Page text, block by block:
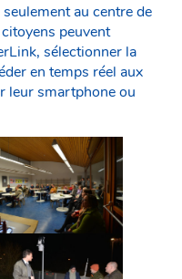
au centre de
peuvent
sélectionner la
en temps réel aux
leur smartphone ou